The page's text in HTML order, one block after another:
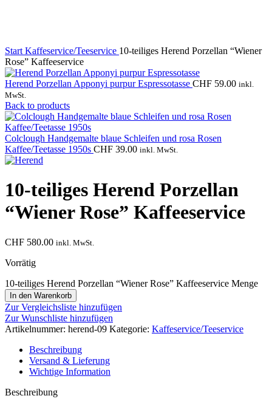
Start Kaffeservice/Teeservice 10-teiliges Herend Porzellan “Wiener
Rose” Kaffeeservice
Herend Porzellan Apponyi purpur Espressotasse CHF 59.00 inkl.
MwSt.
Back to products
Colclough Handgemalte blaue Schleifen und rosa Rosen
Kaffee/Teetasse 1950s CHF 39.00 inkl. MwSt.
10-teiliges Herend Porzellan
“Wiener Rose” Kaffeeservice
CHF 580.00 inkl. MwSt.
Vorrätig
10-teiliges Herend Porzellan “Wiener Rose” Kaffeeservice Menge
In den Warenkorb
Zur Vergleichsliste hinzufügen
Zur Wunschliste hinzufügen
Artikelnummer: herend-09 Kategorie: Kaffeservice/Teeservice
Beschreibung
Versand & Lieferung
Wichtige Information
Beschreibung